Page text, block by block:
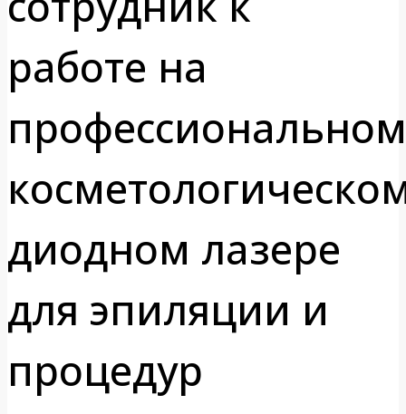
работе на
профессиональном
диодном лазере
для эпиляции и
процедур